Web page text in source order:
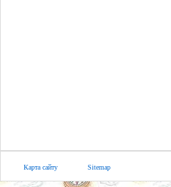
Карта сайту Sitemap